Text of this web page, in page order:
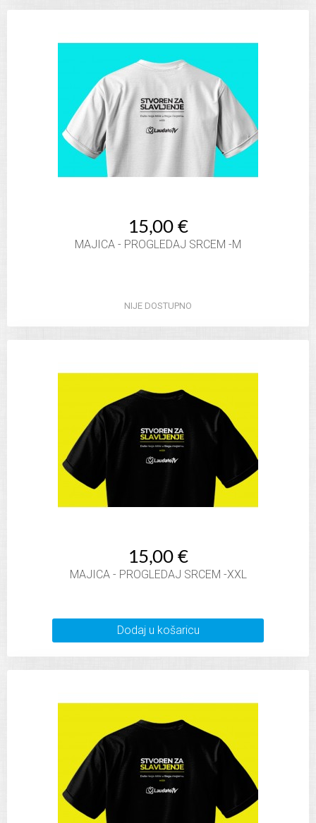
15,00 €
MAJICA - PROGLEDAJ SRCEM -M
NIJE DOSTUPNO
15,00 €
MAJICA - PROGLEDAJ SRCEM -XXL
Dodaj u košaricu